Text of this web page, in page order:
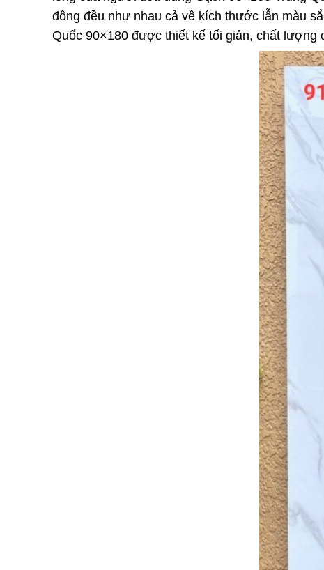
đồng đều như nhau cả về kích thước lẫn màu
Quốc 90×180 được thiết kế tối giản, chất lượng